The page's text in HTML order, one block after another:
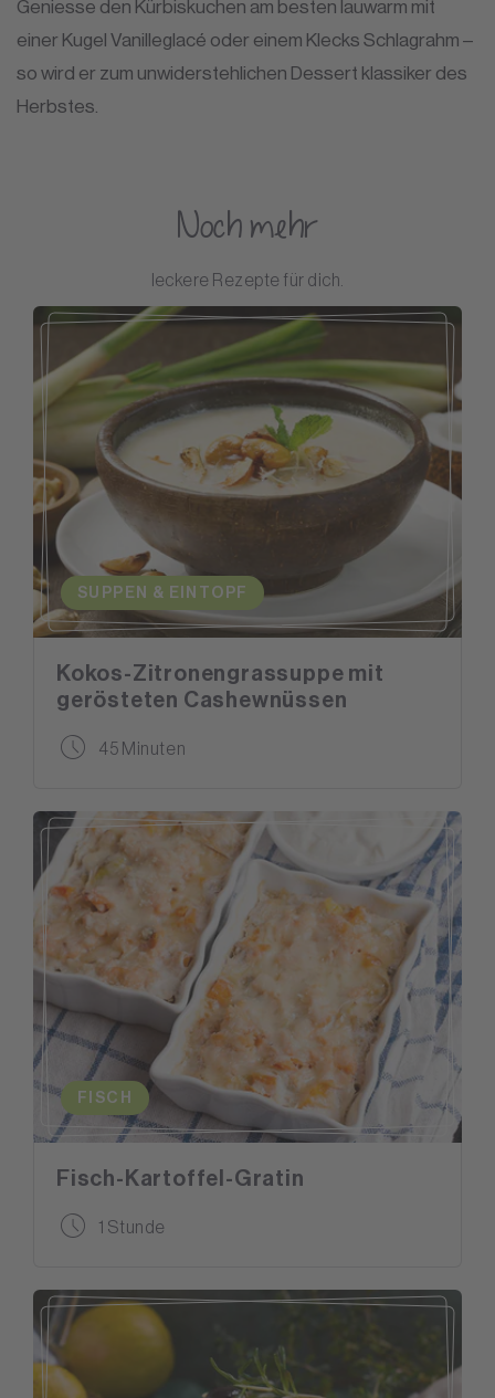
Geniesse den Kürbiskuchen am besten lauwarm mit
einer Kugel Vanilleglacé oder einem Klecks Schlagrahm –
so wird er zum unwiderstehlichen Dessert klassiker des
Herbstes.
Noch mehr
leckere Rezepte für dich.
SUPPEN & EINTOPF
Kokos-Zitronengrassuppe mit
gerösteten Cashewnüssen
45 Minuten
FISCH
Fisch-Kartoffel-Gratin
1 Stunde